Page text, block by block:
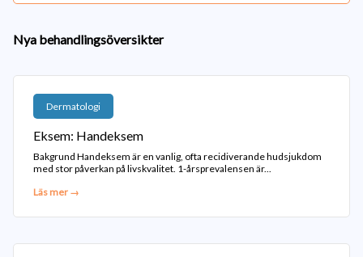
Nya behandlingsöversikter
Dermatologi
Eksem: Handeksem
Bakgrund Handeksem är en vanlig, ofta recidiverande hudsjukdom
med stor påverkan på livskvalitet. 1-årsprevalensen är...
Läs mer →